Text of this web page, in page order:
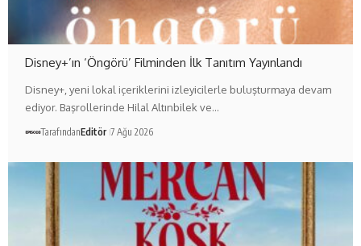
Disney+’ın ‘Öngörü’ Filminden İlk Tanıtım Yayınlandı
Disney+, yeni lokal içeriklerini izleyicilerle buluşturmaya devam
ediyor. Başrollerinde Hilal Altınbilek ve…
TarafındanEditör 7 Ağu 2026